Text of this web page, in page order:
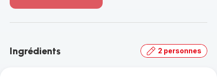
-
gamme
Ingrédients 2 personnes